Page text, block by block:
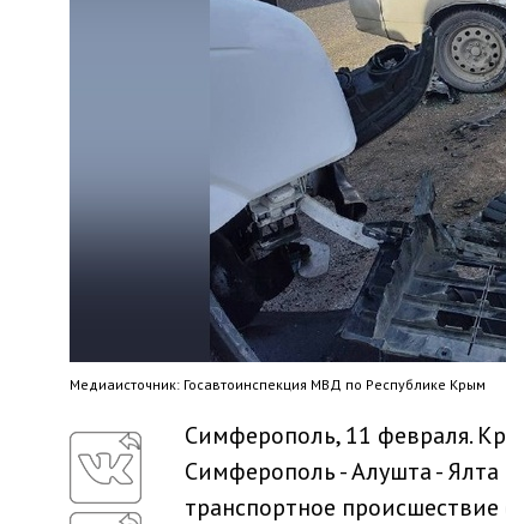
Медиaисточник: Госавтоинспекция МВД по Республике Крым
Симферополь, 11 февраля.
Симферополь - Алушта -
транспортное